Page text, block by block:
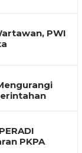
PWI
PKPA